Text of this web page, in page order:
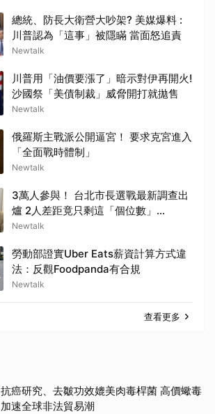
總統、防長大衛營大吵架? 美媒爆料 :
川普認為「這事」被隱瞞 當面怒追責
Newtalk
川普用「油價要漲了」暗示對伊再開火!
沙國祭「美債制裁」威脅開打就拋售
Newtalk
俄羅斯主戰派公開逼宮！ 要求克宮進入
「全面戰時體制」
Newtalk
3萬人參與！ 台北市長選戰最新調查出
爐 2人差距竟只剩這「個位數」...
Newtalk
勞動部證實Uber Eats薪資計算方式違
法：反觀Foodpanda有合規
Newtalk
查看更多
抗癌研究、去皺功效媲美肉毒桿菌 高價蠍毒
加速全球非法貿易潮